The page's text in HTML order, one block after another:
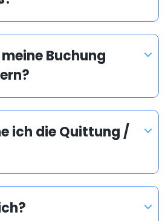
Buchung
ich die Quittung /